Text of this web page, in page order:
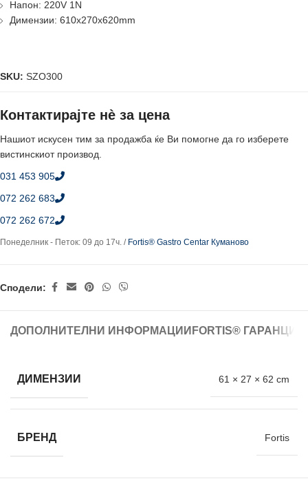
Напон: 220V 1N
Димензии: 610x270x620mm
SKU: SZO300
Контактирајте нè за цена
Нашиот искусен тим за продажба ќе Ви помогне да го изберете
вистинскиот производ.
031 453 905
072 262 683
072 262 672
Понеделник - Петок: 09 до 17ч. / Fortis® Gastro Centar Куманово
Сподели:
ДОПОЛНИТЕЛНИ ИНФОРМАЦИИ FORTIS®
ДИМЕНЗИИ 61 × 27 × 62 cm
БРЕНД Fortis